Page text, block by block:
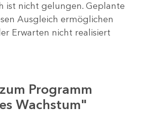
ist nicht gelungen. Geplante
Ausgleich ermöglichen
Erwarten nicht realisiert
Programm
Wachstum"